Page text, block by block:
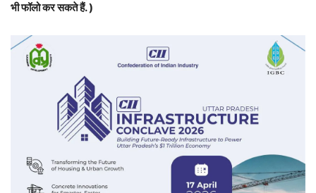
भी फॉलो कर सकते हैं. )